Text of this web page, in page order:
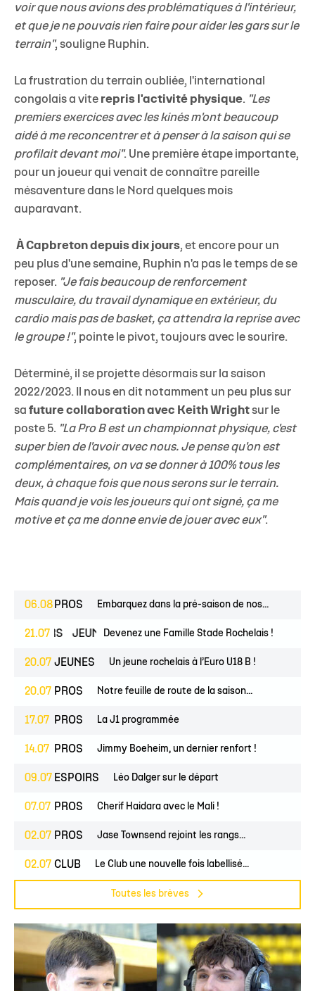
voir que nous avions des problématiques à l'intérieur,
et que je ne pouvais rien faire pour aider les gars sur le
terrain", souligne Ruphin.
La frustration du terrain oubliée, l'international
congolais a vite repris l'activité physique. "Les
premiers exercices avec les kinés m'ont beaucoup
aidé à me reconcentrer et à penser à la saison qui se
profilait devant moi". Une première étape importante,
pour un joueur qui venait de connaître pareille
mésaventure dans le Nord quelques mois
auparavant.
À Capbreton depuis dix jours, et encore pour un
peu plus d'une semaine, Ruphin n'a pas le temps de se
reposer. "Je fais beaucoup de renforcement
musculaire, du travail dynamique en extérieur, du
cardio mais pas de basket, ça attendra la reprise avec
le groupe !", pointe le pivot, toujours avec le sourire.
Déterminé, il se projette désormais sur la saison
2022/2023. Il nous en dit notamment un peu plus sur
sa future collaboration avec Keith Wright sur le
poste 5. "La Pro B est un championnat physique, c'est
super bien de l'avoir avec nous. Je pense qu'on est
complémentaires, on va se donner à 100% tous les
deux, à chaque fois que nous serons sur le terrain.
Mais quand je vois les joueurs qui ont signé, ça me
motive et ça me donne envie de jouer avec eux".
06.08 PROS Embarquez dans la pré-saison de nos...
21.07
ESPOIRS JEUNES Devenez une Famille Stade Rochelais !
20.07 JEUNES Un jeune rochelais à l’Euro U18 B !
20.07 PROS Notre feuille de route de la saison...
17.07 PROS La J1 programmée
14.07 PROS Jimmy Boeheim, un dernier renfort !
09.07 ESPOIRS Léo Dalger sur le départ
07.07 PROS Cherif Haidara avec le Mali !
02.07 PROS Jase Townsend rejoint les rangs...
02.07 CLUB Le Club une nouvelle fois labellisé...
Toutes les brèves